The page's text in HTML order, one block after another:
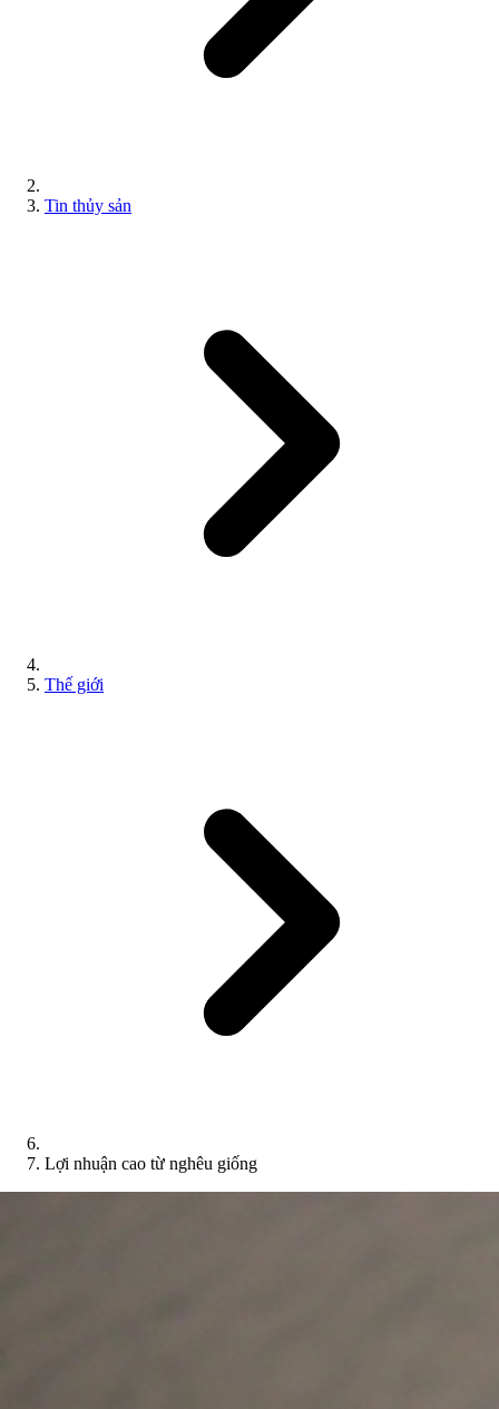
Tin thủy sản
Thế giới
Lợi nhuận cao từ nghêu giống